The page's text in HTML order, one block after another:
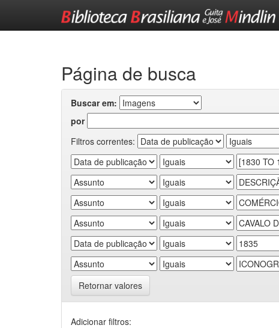
Página de busca
Buscar em:
por
Filtros correntes:
Retornar valores
Adicionar filtros: